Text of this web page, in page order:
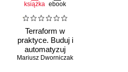
Herbert Bos
książka ebook
Terraform w
praktyce. Buduj i
automatyzuj
infrastrukturę
Mariusz Dworniczak